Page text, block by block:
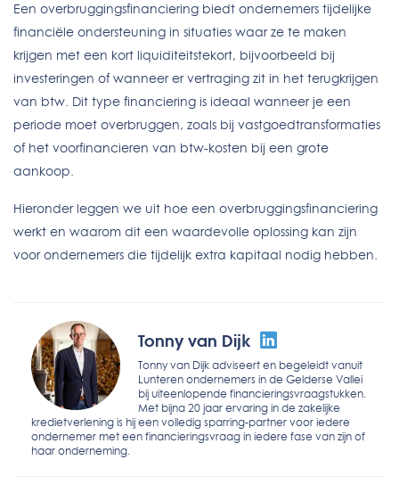
Een overbruggingsfinanciering biedt ondernemers tijdelijke
financiële ondersteuning in situaties waar ze te maken
krijgen met een kort liquiditeitstekort, bijvoorbeeld bij
investeringen of wanneer er vertraging zit in het terugkrijgen
van btw. Dit type financiering is ideaal wanneer je een
periode moet overbruggen, zoals bij vastgoedtransformaties
of het voorfinancieren van btw-kosten bij een grote
aankoop.
Hieronder leggen we uit hoe een overbruggingsfinanciering
werkt en waarom dit een waardevolle oplossing kan zijn
voor ondernemers die tijdelijk extra kapitaal nodig hebben.
Tonny van Dijk
Tonny van Dijk adviseert en begeleidt vanuit
Lunteren ondernemers in de Gelderse Vallei
bij uiteenlopende financieringsvraagstukken.
Met bijna 20 jaar ervaring in de zakelijke
kredietverlening is hij een volledig sparring-partner voor iedere
ondernemer met een financieringsvraag in iedere fase van zijn of
haar onderneming.